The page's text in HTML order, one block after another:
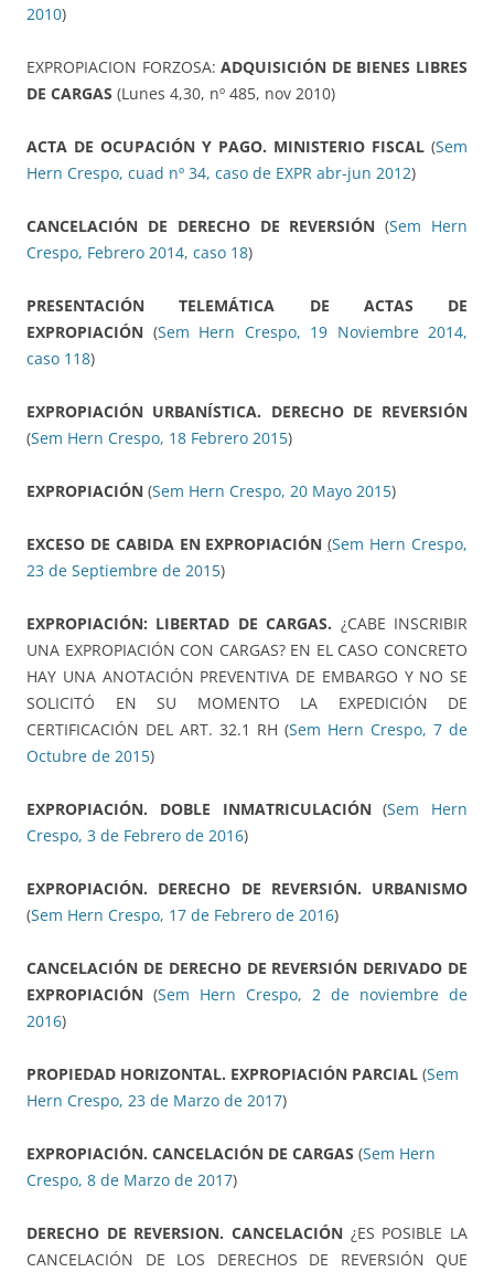
2010)
EXPROPIACION FORZOSA:ADQUISICIÓN DE BIENES LIBRES
DE CARGAS (Lunes 4,30, nº 485, nov 2010)
ACTA DE OCUPACIÓN Y PAGO. MINISTERIO FISCAL (Sem
Hern Crespo, cuad nº 34, caso de EXPR abr-jun 2012)
CANCELACIÓN DE DERECHO DE REVERSIÓN (Sem Hern
Crespo, Febrero 2014, caso 18)
PRESENTACIÓN TELEMÁTICA DE ACTAS DE
EXPROPIACIÓN (Sem Hern Crespo, 19 Noviembre 2014,
caso 118)
EXPROPIACIÓN URBANÍSTICA. DERECHO DE REVERSIÓN
(Sem Hern Crespo, 18 Febrero 2015)
EXPROPIACIÓN (Sem Hern Crespo, 20 Mayo 2015)
EXCESO DE CABIDA EN EXPROPIACIÓN (Sem Hern Crespo,
23 de Septiembre de 2015)
EXPROPIACIÓN: LIBERTAD DE CARGAS. ¿CABE INSCRIBIR
UNA EXPROPIACIÓN CON CARGAS? EN EL CASO CONCRETO
HAY UNA ANOTACIÓN PREVENTIVA DE EMBARGO Y NO SE
SOLICITÓ EN SU MOMENTO LA EXPEDICIÓN DE
CERTIFICACIÓN DEL ART. 32.1 RH (Sem Hern Crespo, 7 de
Octubre de 2015)
EXPROPIACIÓN. DOBLE INMATRICULACIÓN(Sem Hern
Crespo, 3 de Febrero de 2016)
EXPROPIACIÓN. DERECHO DE REVERSIÓN. URBANISMO
(Sem Hern Crespo, 17 de Febrero de 2016)
CANCELACIÓN DE DERECHO DE REVERSIÓN DERIVADO DE
EXPROPIACIÓN (Sem Hern Crespo, 2 de noviembre de
2016)
PROPIEDAD HORIZONTAL. EXPROPIACIÓN PARCIAL (Sem
Hern Crespo, 23 de Marzo de 2017)
EXPROPIACIÓN. CANCELACIÓN DE CARGAS (Sem Hern
Crespo, 8 de Marzo de 2017)
DERECHO DE REVERSION. CANCELACIÓN ¿ES POSIBLE LA
CANCELACIÓN DE LOS DERECHOS DE REVERSIÓN QUE